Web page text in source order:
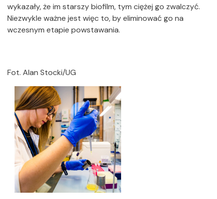
wykazały, że im starszy biofilm, tym ciężej go zwalczyć.
Niezwykle ważne jest więc to, by eliminować go na
wczesnym etapie powstawania.
Fot. Alan Stocki/UG